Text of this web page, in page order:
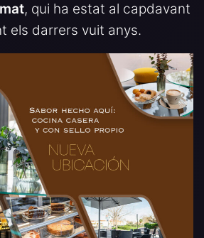
, qui ha estat al capdavant
els darrers vuit anys.